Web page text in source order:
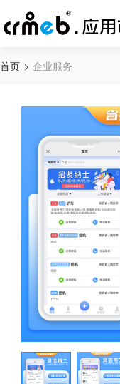
首页 企业服务